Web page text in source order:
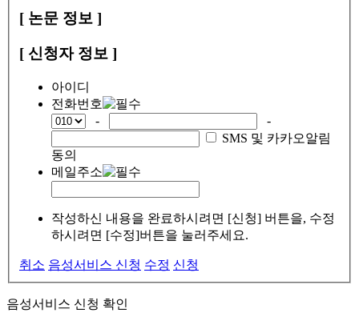
[ 논문 정보 ]
[ 신청자 정보 ]
아이디
전화번호
-
-
SMS 및 카카오알림
동의
메일주소
작성하신 내용을 완료하시려면 [신청] 버튼을, 수정
하시려면 [수정]버튼을 눌러주세요.
취소 음성서비스 신청 수정 신청
음성서비스 신청 확인